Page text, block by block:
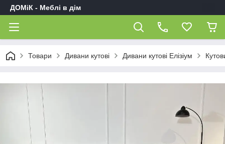
ДОМіК - Меблі в дім
Товари Дивани кутові Дивани кутові Елізіум